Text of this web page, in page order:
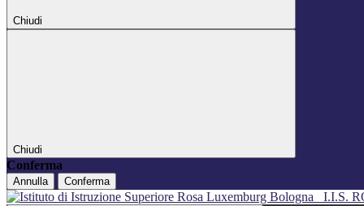
Chiudi
Chiudi
Conferma
Annulla Conferma
I.I.S.